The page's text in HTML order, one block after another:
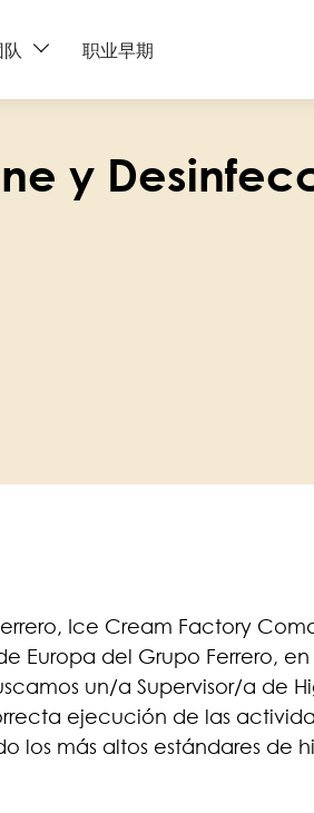
职业早期
y
Ice Cream Factory
Europa del Grupo Ferrero,
un/a Supervisor/a de
ejecución de las
los más altos estándares de